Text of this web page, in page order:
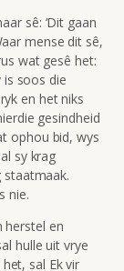
sê: ‘Dit gaan
mense dit sê,
wat gesê het:
is soos die
en het niks
gesindheid
ophou bid, wys
sy krag
nie.
herstel en
hulle uit vrye
sal Ek vir